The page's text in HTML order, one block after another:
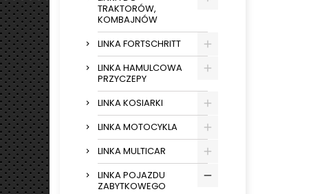
TRAKTORÓW,
KOMBAJNÓW
LINKA FORTSCHRITT
LINKA HAMULCOWA
PRZYCZEPY
LINKA KOSIARKI
LINKA MOTOCYKLA
LINKA MULTICAR
LINKA POJAZDU
ZABYTKOWEGO